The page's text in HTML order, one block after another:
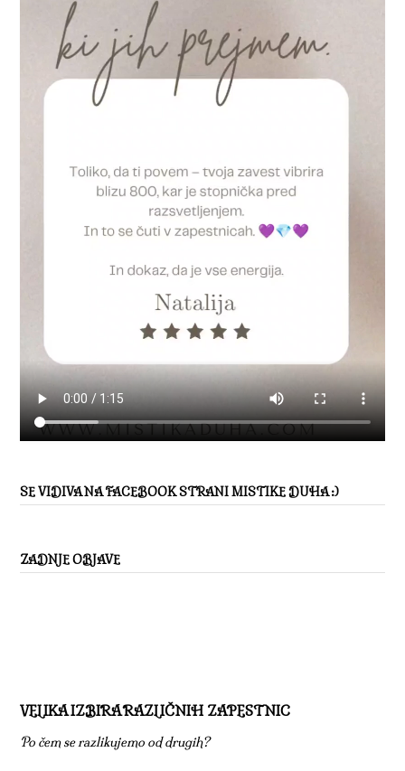
SE VIDIVA NA FACEBOOK STRANI MISTIKE DUHA :)
ZADNJE OBJAVE
VELIKA IZBIRA RAZLIČNIH ZAPESTNIC
Po čem se razlikujemo od drugih?